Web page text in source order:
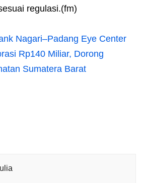
regulasi.(fm)
Nagari–Padang Eye Center
Rp140 Miliar, Dorong
Sumatera Barat